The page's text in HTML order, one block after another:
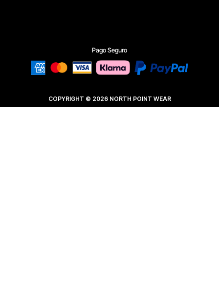
Pago Seguro
COPYRIGHT © 2026 NORTH POINT WEAR